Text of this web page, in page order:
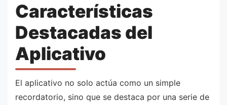
Características
Destacadas del
Aplicativo
El aplicativo no solo actúa como un simple
recordatorio, sino que se destaca por una serie de